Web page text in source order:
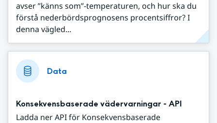
avser ”känns som”-temperaturen, och hur ska du
förstå nederbördsprognosens procentsiffror? I
denna vägled...
Data
Konsekvensbaserade vädervarningar - API
Ladda ner API för Konsekvensbaserade